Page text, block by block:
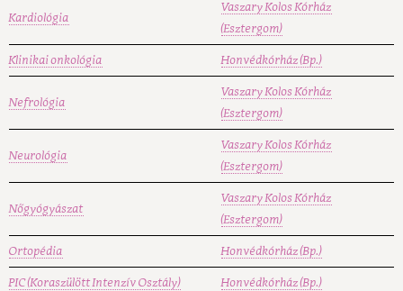
Kardiológia
Vaszary Kolos Kórház
(Esztergom)
Klinikai onkológia Honvédkórház (Bp.)
Nefrológia
Vaszary Kolos Kórház
(Esztergom)
Neurológia
Vaszary Kolos Kórház
(Esztergom)
Nőgyógyászat
Vaszary Kolos Kórház
(Esztergom)
Ortopédia Honvédkórház (Bp.)
PIC (Koraszülött Intenzív Osztály) Honvédkórház (Bp.)